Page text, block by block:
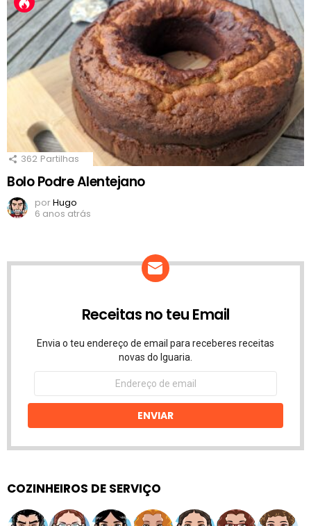
362 Partilhas
Bolo Podre Alentejano
porHugo
6 anos atrás
Receitas no teu Email
Envia o teu endereço de email para receberes receitas
novas do Iguaria.
Endereço
email
ENVIAR
COZINHEIROS DE SERVIÇO